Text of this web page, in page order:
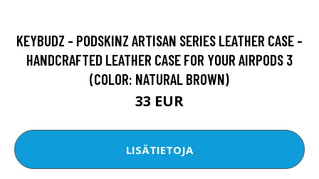
KEYBUDZ - PODSKINZ ARTISAN SERIES LEATHER CASE -
HANDCRAFTED LEATHER CASE FOR YOUR AIRPODS 3
(COLOR: NATURAL BROWN)
33 EUR
LISÄTIETOJA